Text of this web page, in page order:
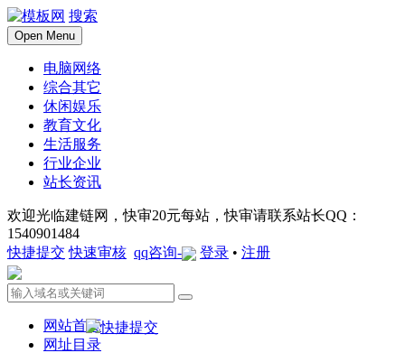
搜索
Open Menu
电脑网络
综合其它
休闲娱乐
教育文化
生活服务
行业企业
站长资讯
欢迎光临建链网，快审20元每站，快审请联系站长QQ：
1540901484
快捷提交 快速审核 qq咨询- 登录 • 注册
网站首页
网址目录